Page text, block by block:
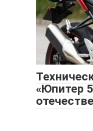
«Юпитер